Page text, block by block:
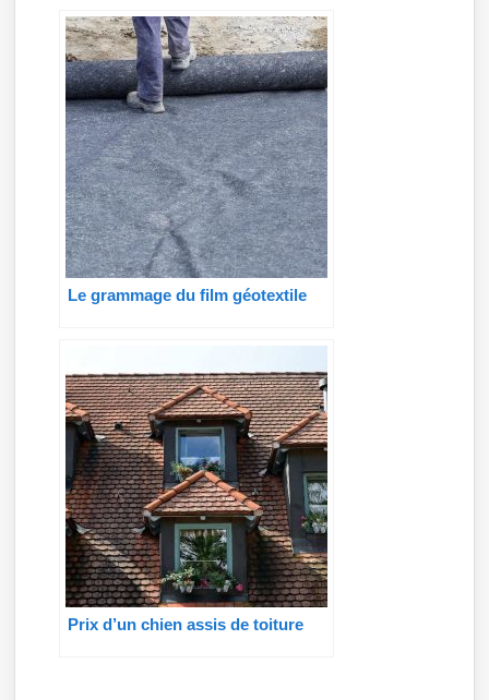
Le grammage du film géotextile
Prix d’un chien assis de toiture